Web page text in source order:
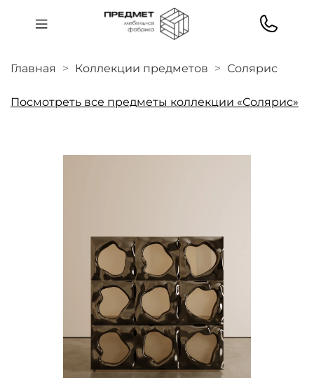
Главная Коллекции предметов Солярис
Посмотреть все предметы коллекции «Солярис»